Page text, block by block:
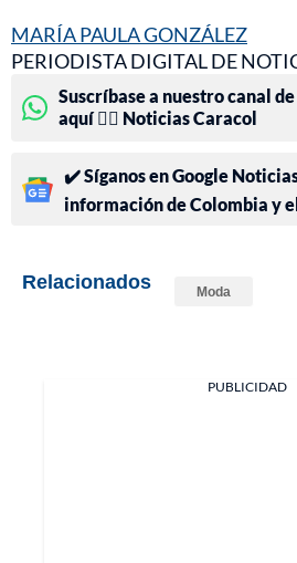
MARÍA PAULA GONZÁLEZ
PERIODISTA DIGITAL DE
Suscríbase a nuestro canal
aquí 👉🏻 Noticias Caracol
✔️ Síganos en Google
información de Colombia y
Relacionados Moda
PUBLICIDAD